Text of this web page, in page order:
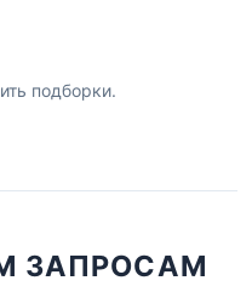
подборки.
ЗАПРОСАМ